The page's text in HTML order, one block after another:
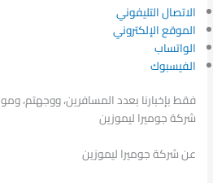
الاتصال التليفوني
الموقع الإلكتروني
الواتساب
الفيسبوك
فقط بإخبارنا بعدد المسافرين، ووجهتم،
شركة جوميرا ليموزين
عن شركة جوميرا ليموزين